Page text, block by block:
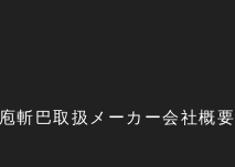
庖斬巴取扱メーカー会社概要